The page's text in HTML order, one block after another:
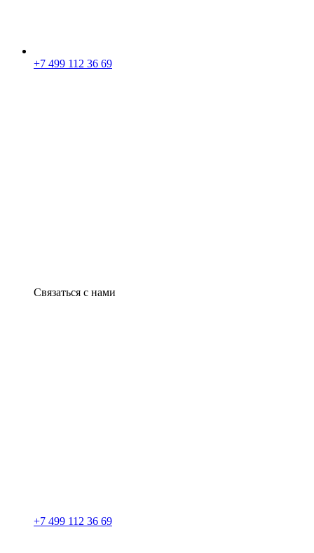
+7 499 112 36 69
Связаться с нами
+7 499 112 36 69